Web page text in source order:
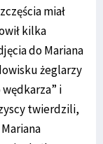
miał
kilka
do Mariana
żeglarzy
i
twierdzili,